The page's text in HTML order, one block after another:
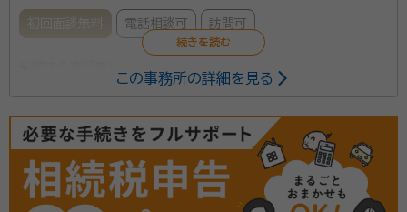
初回面談無料 電話相談可 訪問可
事務所口コミ（抜粋）：
account_circle 満足度 5.0
ご利用時期：2025/6
面談の感想
この事務所の詳細を見る